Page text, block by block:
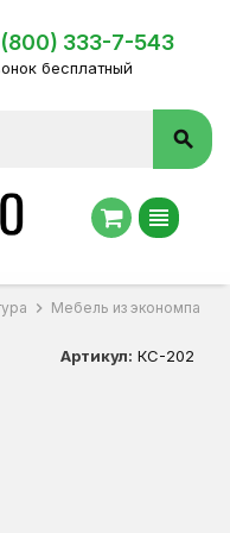
333-7-543
бесплатный
search
view_headline
chevron_right Мебель из
Артикул: КС-202